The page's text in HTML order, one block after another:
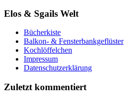
Elos & Sgails Welt
Bücherkiste
Balkon- & Fensterbankgeflüster
Kochlöffelchen
Impressum
Datenschutzerklärung
Zuletzt kommentiert